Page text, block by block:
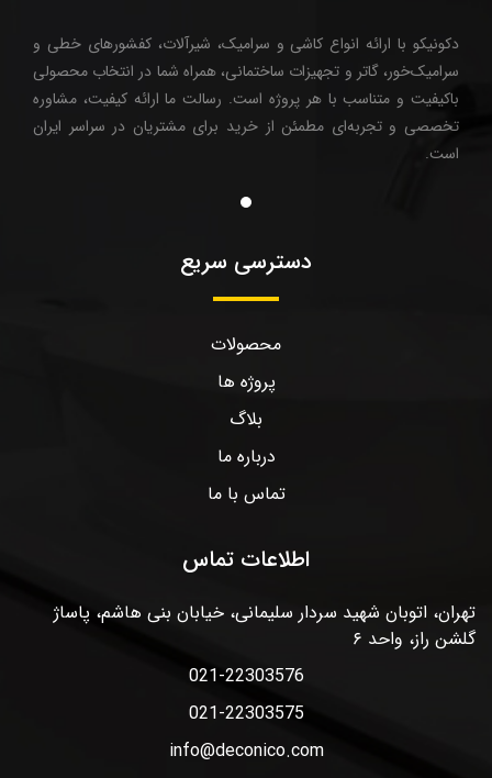
دکونیکو با ارائه انواع کاشی و سرامیک، شیرآلات، کفشورهای خطی و
سرامیک‌خور، گاتر و تجهیزات ساختمانی، همراه شما در انتخاب محصولی
باکیفیت و متناسب با هر پروژه است. رسالت ما ارائه کیفیت، مشاوره
تخصصی و تجربه‌ای مطمئن از خرید برای مشتریان در سراسر ایران
است.
دسترسی سریع
محصولات
پروژه ها
بلاگ
درباره ما
تماس با ما
اطلاعات تماس
تهران، اتوبان شهید سردار سلیمانی، خیابان بنی هاشم، پاساژ
گلشن راز، واحد ۶
021-22303576
021-22303575
info@deconico.com